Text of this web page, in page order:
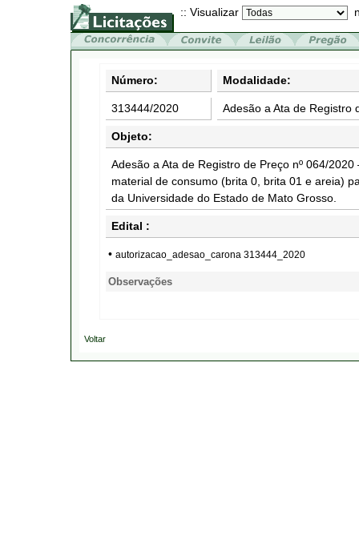
:: Visualizar
Número: Modalidade:
313444/2020 Adesão a Ata de Registro
Objeto:
Adesão a Ata de Registro de Preço nº 064/
material de consumo (brita 0, brita 01 e areia)
da Universidade do Estado de Mato Grosso.
Edital :
• autorizacao_adesao_carona 313444_2020
Observações
Voltar